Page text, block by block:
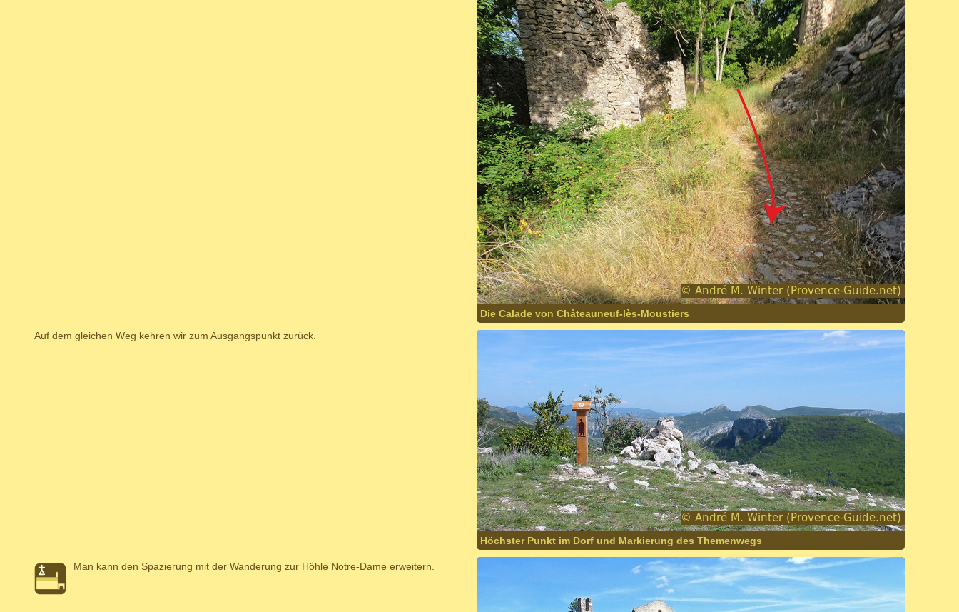
Die Calade von Châteauneuf-lès-Moustiers
Auf dem gleichen Weg kehren wir zum Ausgangspunkt zurück.
Höchster Punkt im Dorf und Markierung des Themenwegs
Man kann den Spazierung mit der Wanderung zur Höhle Notre-Dame erweitern.